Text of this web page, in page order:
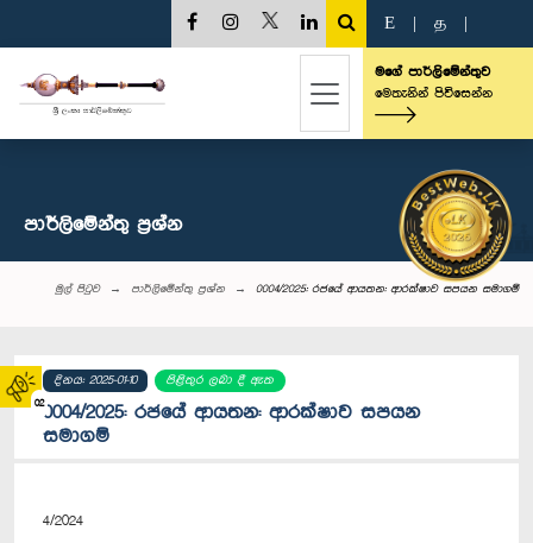
02
E த
මගේ පාර්ලිමේන්තුව
මෙතැනින් පිවිසෙන්න
පාර්ලි‌මේන්තු‌ ප්‍රශ්න
මුල් පිටුව පාර්ලි‌මේන්තු‌ ප්‍රශ්න 0004/2025: රජයේ ආයතන: ආරක්ෂාව සපයන සමාගම්
දිනය: 2025-01-10 පිළිතුර ලබා දී ඇත
0004/2025: රජයේ ආයතන: ආරක්ෂාව සපයන
සමාගම්
4/2024